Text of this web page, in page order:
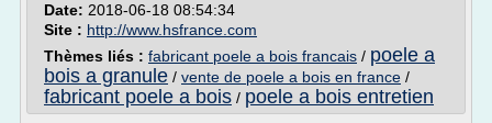
Date: 2018-06-18 08:54:34
Site : http://www.hsfrance.com
Thèmes liés : fabricant poele a bois francais / poele a
bois a granule / vente de poele a bois en france /
fabricant poele a bois / poele a bois entretien